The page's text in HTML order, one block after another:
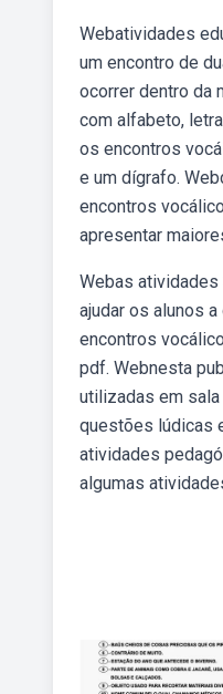
Webatividades
um encontro de
ocorrer dentro da
com alfabeto,
os encontros
e um dígrafo.
encontros
apresentar
Webas
ajudar os alunos
encontros
pdf. Webnesta
utilizadas em sala
questões lúdicas
atividades
algumas